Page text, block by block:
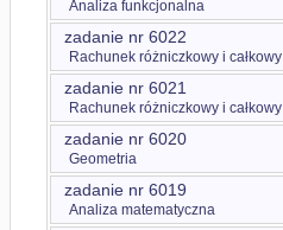
Analiza funkcjonalna
zadanie nr 6022
Rachunek różniczkowy i całkowy
zadanie nr 6021
Rachunek różniczkowy i całkowy
zadanie nr 6020
Geometria
zadanie nr 6019
Analiza matematyczna